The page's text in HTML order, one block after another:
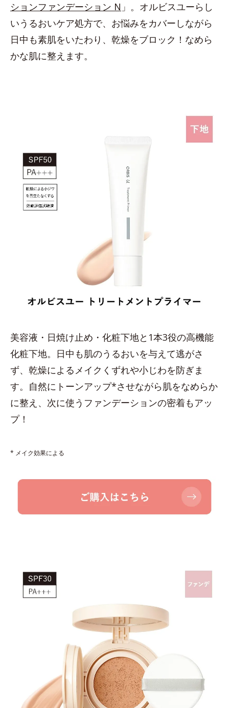
ションファンデーション N 」。オルビスユーらし
いうるおいケア処方で、お悩みをカバーしながら
日中も素肌をいたわり、乾燥をブロック！なめら
かな肌に整えます。
美容液・日焼け止め・化粧下地と1本3役の高機能
化粧下地。日中も肌のうるおいを与えて逃がさ
ず、乾燥によるメイクくずれや小じわを防ぎま
す。自然にトーンアップ*させながら肌をなめらか
に整え、次に使うファンデーションの密着もアッ
プ！
* メイク効果による